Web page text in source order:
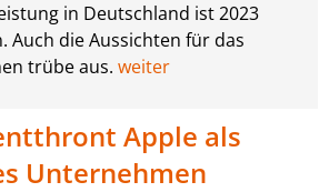
in Deutschland ist 2023
Auch die Aussichten für das
trübe aus. weiter
Apple als
Unternehmen